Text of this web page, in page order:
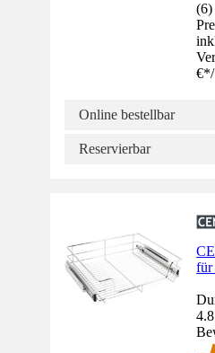
(6)
€*/
Online bestellbar
Reservierbar
für